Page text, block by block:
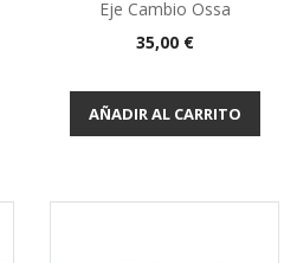
Eje Cambio Ossa
Precio
35,00 €
AÑADIR AL CARRITO